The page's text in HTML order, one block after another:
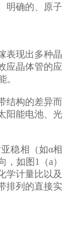
明确的、原子
表现出多种晶
应晶体管的应
。
结构的差异而
阳能电池、光
稳相（如α相
如图1（a）
学计量比以及
排列的直接实